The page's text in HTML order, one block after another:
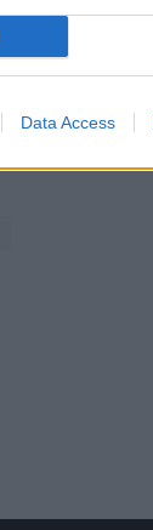
Data Access